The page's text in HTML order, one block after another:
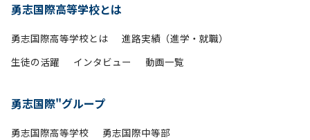
勇志国際高等学校とは
勇志国際高等学校とは
進路実績（進学・就職）
生徒の活躍
インタビュー 動画一覧
勇志国際"グループ
勇志国際高等学校 勇志国際中等部